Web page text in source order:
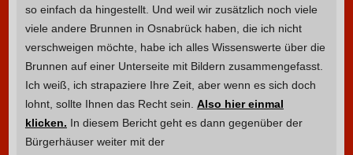
so einfach da hingestellt. Und weil wir zusätzlich noch viele
viele andere Brunnen in Osnabrück haben, die ich nicht
verschweigen möchte, habe ich alles Wissenswerte über die
Brunnen auf einer Unterseite mit Bildern zusammengefasst.
Ich weiß, ich strapaziere Ihre Zeit, aber wenn es sich doch
lohnt, sollte Ihnen das Recht sein. Also hier einmal
klicken. In diesem Bericht geht es dann gegenüber der
Bürgerhäuser weiter mit der